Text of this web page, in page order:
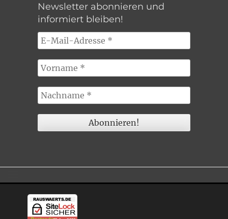
Newsletter abonnieren und
informiert bleiben!